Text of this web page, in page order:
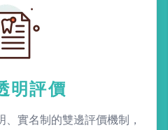
明評價
實名制的雙邊評價機制，